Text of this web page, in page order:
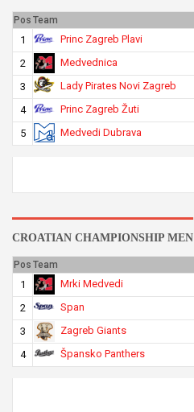
Pos Team
1 Princ Zagreb Plavi
2
Medvednica
3
Lady Pirates Novi Zagreb
4
Princ Zagreb Žuti
5
Medvedi Dubrava
CROATIAN CHAMPIONSHIP MEN
Pos Team
1 Mrki Medvedi
2
Span
3
Zagreb Giants
4
Špansko Panthers